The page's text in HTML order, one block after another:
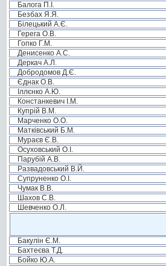
Балога П.І.
Безбах Я.Я.
Білецький А.Є.
Герега О.В.
Гопко Г.М.
Денисенко А.С.
Деркач А.Л.
Добродомов Д.Є.
Єднак О.В.
Іллєнко А.Ю.
Констанкевич І.М.
Купрій В.М.
Марченко О.О.
Матківський Б.М.
Мураєв Є.В.
Осуховський О.І.
Парубій А.В.
Развадовський В.Й.
Супруненко О.І.
Чумак В.В.
Шахов С.В.
Шевченко О.Л.
Бакулін Є.М.
Бахтеєва Т.Д.
Бойко Ю.А.